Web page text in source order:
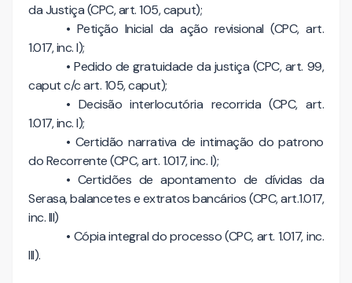
da Justiça (CPC, art. 105, caput);
• Petição Inicial da ação revisional (CPC, art.
1.017, inc. I);
• Pedido de gratuidade da justiça (CPC, art. 99,
caput c/c art. 105, caput);
• Decisão interlocutória recorrida (CPC, art.
1.017, inc. I);
• Certidão narrativa de intimação do patrono
do Recorrente (CPC, art. 1.017, inc. I);
• Certidões de apontamento de dívidas da
Serasa, balancetes e extratos bancários (CPC, art.1.017,
inc. III)
• Cópia integral do processo (CPC, art. 1.017, inc.
III).